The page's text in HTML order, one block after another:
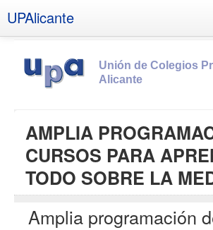
UPAlicante
Unión de Colegios
Alicante
Socios
Estatutos
Documentos
AMPLIA
CURSOS PARA
TODO SOBRE LA
Amplia programación